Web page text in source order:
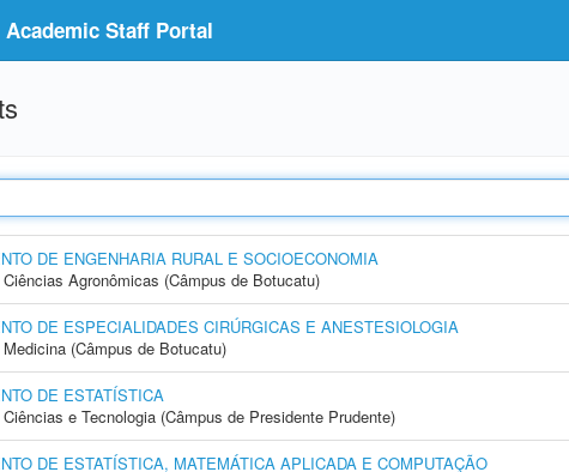
Staff Portal
DE ENGENHARIA RURAL E SOCIOECONOMIA
Agronômicas (Câmpus de Botucatu)
DE ESPECIALIDADES CIRÚRGICAS E ANESTESIOLOGIA
(Câmpus de Botucatu)
DE ESTATÍSTICA
e Tecnologia (Câmpus de Presidente Prudente)
DE ESTATÍSTICA, MATEMÁTICA APLICADA E COMPUTAÇÃO